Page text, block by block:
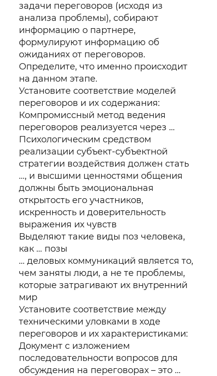
задачи переговоров (исходя из
анализа проблемы), собирают
информацию о партнере,
формулируют информацию об
ожиданиях от переговоров.
Определите, что именно происходит
на данном этапе.
Установите соответствие моделей
переговоров и их содержания:
Компромиссный метод ведения
переговоров реализуется через …
Психологическим средством
реализации субъект-субъектной
стратегии воздействия должен стать
…, и высшими ценностями общения
должны быть эмоциональная
открытость его участников,
искренность и доверительность
выражения их чувств
Выделяют такие виды поз человека,
как … позы
… деловых коммуникаций является то,
чем заняты люди, а не те проблемы,
которые затрагивают их внутренний
мир
Установите соответствие между
техническими уловками в ходе
переговоров и их характеристиками:
Документ с изложением
последовательности вопросов для
обсуждения на переговорах – это …